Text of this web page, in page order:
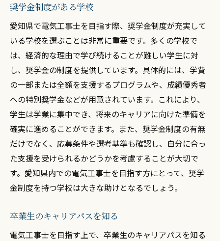
奨学金制度がある学校
愛知県で電気工事士を目指す際、奨学金制度が充実して
いる学校を選ぶことは非常に重要です。多くの学校で
は、経済的な理由で学び続けることが難しい学生に対
し、奨学金の制度を提供しています。具体的には、学費
の一部または全額を支援するプログラムや、成績優秀者
への特別奨学金などが用意されています。これにより、
学生は学業に集中でき、将来のキャリアに向けた準備を
確実に進めることができます。また、奨学金制度の有無
だけでなく、応募条件や選考基準も確認し、自分に合っ
た支援を受けられるかどうかを考慮することが大切で
す。愛知県内での電気工事士を目指す方にとって、奨学
金制度を持つ学校は大きな助けとなるでしょう。
卒業生のキャリアパスを知る
電気工事士を目指す上で、卒業生のキャリアパスを知る